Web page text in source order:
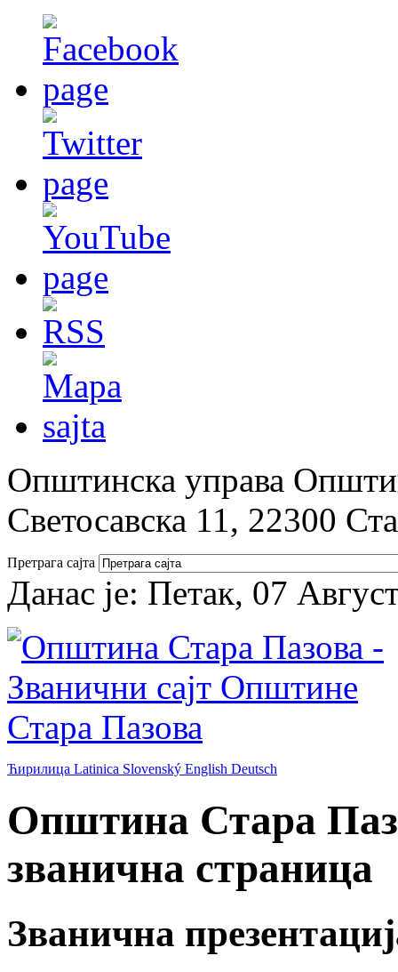
Општинска управа
Светосавска 11, 22300
Претрага сајта
Данас је: Петак, 07
Ћирилица Latinica Slovenský English Deutsch
Општина Стара
званична страница
Званична